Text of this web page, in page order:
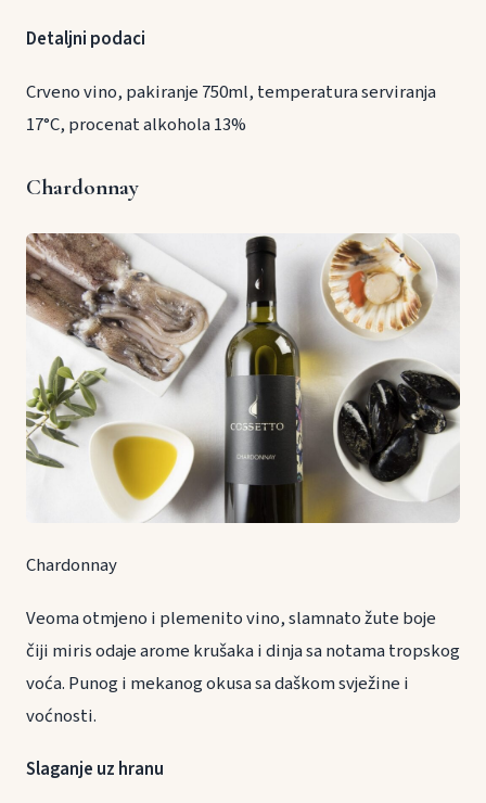
Detaljni podaci
Crveno vino, pakiranje 750ml, temperatura serviranja
17°C, procenat alkohola 13%
Chardonnay
Chardonnay
Veoma otmjeno i plemenito vino, slamnato žute boje
čiji miris odaje arome krušaka i dinja sa notama tropskog
voća. Punog i mekanog okusa sa daškom svježine i
voćnosti.
Slaganje uz hranu